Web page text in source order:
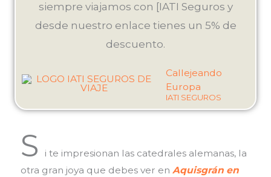
siempre viajamos con [IATI Seguros y
desde nuestro enlace tienes un 5% de
descuento.
Callejeando
Europa
IATI SEGUROS
S
i te impresionan las catedrales alemanas, la
otra gran joya que debes ver en Aquisgrán en